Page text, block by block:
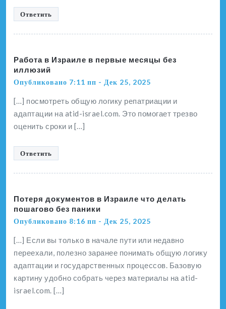
Ответить
Работа в Израиле в первые месяцы без
иллюзий
Опубликовано 7:11 пп - Дек 25, 2025
[…] посмотреть общую логику репатриации и
адаптации на atid-israel.com. Это помогает трезво
оценить сроки и […]
Ответить
Потеря документов в Израиле что делать
пошагово без паники
Опубликовано 8:16 пп - Дек 25, 2025
[…] Если вы только в начале пути или недавно
переехали, полезно заранее понимать общую логику
адаптации и государственных процессов. Базовую
картину удобно собрать через материалы на atid-
israel.com. […]